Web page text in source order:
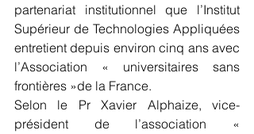
partenariat institutionnel que l’Institut
Supérieur de Technologies Appliquées
entretient depuis environ cinq ans avec
l’Association « universitaires sans
frontières »de la France.
Selon le Pr Xavier Alphaize, vice-
président de l’association «